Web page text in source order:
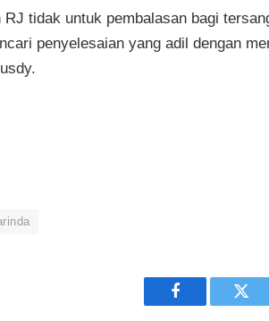
RJ tidak untuk pembalasan bagi
penyelesaian yang adil dengan
Facebook